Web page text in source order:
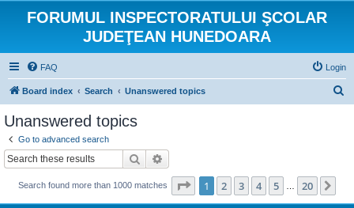
FORUMUL INSPECTORATULUI ŞCOLAR
JUDEŢEAN HUNEDOARA
FAQ Login
Board index Search Unanswered topics
Unanswered topics
Go to advanced search
Search
Search found more than 1000 matches Page 1of 20
1 2 3 4 5 20